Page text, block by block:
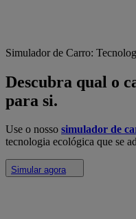
Simulador de Carro:
Descubra qual o
para si.
Use o nosso simulador de
tecnologia ecológica que se
Simular agora